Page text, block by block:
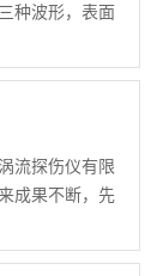
种波形，表面
流探伤仪有限
成果不断，先